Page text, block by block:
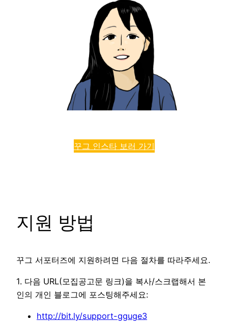
꾸그 인스타 보러 가기
지원 방법
꾸그 서포터즈에 지원하려면 다음 절차를 따라주세요.
1. 다음 URL(모집공고문 링크)을 복사/스크랩해서 본
인의 개인 블로그에 포스팅해주세요:
http://bit.ly/support-gguge3